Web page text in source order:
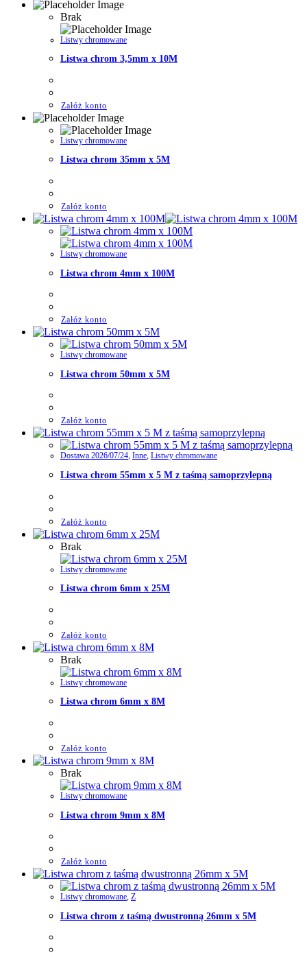
Brak
Listwy chromowane
Listwa chrom 3,5mm x 10M
Załóż konto
Listwy chromowane
Listwa chrom 35mm x 5M
Załóż konto
Listwy chromowane
Listwa chrom 4mm x 100M
Załóż konto
Listwy chromowane
Listwa chrom 50mm x 5M
Załóż konto
Dostawa 2026/07/24, Inne, Listwy chromowane
Listwa chrom 55mm x 5 M z taśmą samoprzylepną
Załóż konto
Brak
Listwy chromowane
Listwa chrom 6mm x 25M
Załóż konto
Brak
Listwy chromowane
Listwa chrom 6mm x 8M
Załóż konto
Brak
Listwy chromowane
Listwa chrom 9mm x 8M
Załóż konto
Listwy chromowane, Z
Listwa chrom z taśmą dwustronną 26mm x 5M